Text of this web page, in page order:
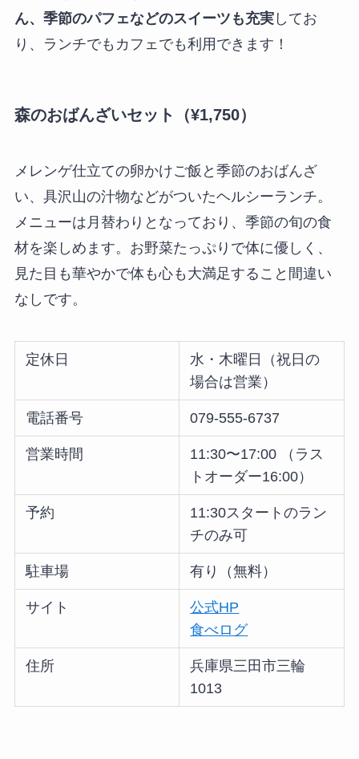
ん、季節のパフェなどのスイーツも充実してお
り、ランチでもカフェでも利用できます！
森のおばんざいセット（¥1,750）
メレンゲ仕立ての卵かけご飯と季節のおばんざ
い、具沢山の汁物などがついたヘルシーランチ。
メニューは月替わりとなっており、季節の旬の食
材を楽しめます。お野菜たっぷりで体に優しく、
見た目も華やかで体も心も大満足すること間違い
なしです。
定休日
水・木曜日（祝日の
場合は営業）
電話番号 079-555-6737
営業時間
11:30〜17:00 （ラス
トオーダー16:00）
予約
11:30スタートのラン
チのみ可
駐車場 有り（無料）
サイト
公式HP
食べログ
住所
兵庫県三田市三輪
1013